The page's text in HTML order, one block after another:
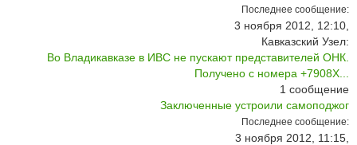
Последнее сообщение:
3 ноября 2012, 12:10,
Кавказский Узел:
Во Владикавказе в ИВС не пускают представителей ОНК.
Получено с номера +7908X...
1 сообщение
Заключенные устроили самоподжог
Последнее сообщение:
3 ноября 2012, 11:15,